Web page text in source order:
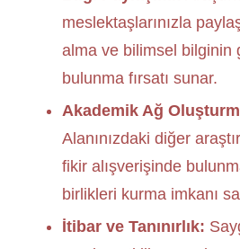
meslektaşlarınızla
alma ve bilimsel bilginin
bulunma fırsatı sunar.
Akademik Ağ
Alanınızdaki diğer
fikir alışverişinde
birlikleri kurma imkanı
İtibar ve Tanınırlık: